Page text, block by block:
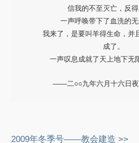
信我的不至灭亡，反得
一声呼唤带下了血洗的无
我来了，是要叫羊得生命，并
成了。
一声叹息成就了天上地下无
——二○○九年六月十六日夜
2009年冬季号——教会建造 >>